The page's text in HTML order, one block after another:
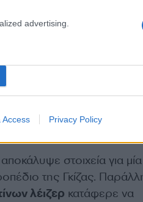
advertising.
Access Privacy Policy
τους με σχοινιά.
Ο ίδιος περιγράφει πως
του τοπίου,
από τον Νείλο.
κατασκευασμένων
στοιχεία για μία
της Γκίζας.
λέιζερ κατάφερε να